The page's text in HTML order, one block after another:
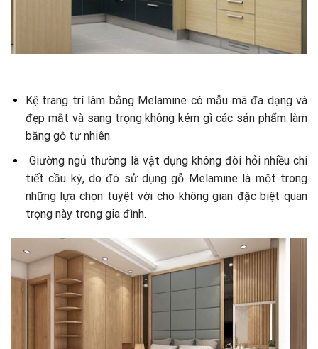
Kệ trang trí làm bằng Melamine có mẫu mã đa dạng và
đẹp mắt và sang trọng không kém gì các sản phẩm làm
bằng gỗ tự nhiên.
Giường ngủ thường là vật dụng không đòi hỏi nhiều chi
tiết cầu kỳ, do đó sử dụng gỗ Melamine là một trong
những lựa chọn tuyệt vời cho không gian đặc biệt quan
trọng này trong gia đình.